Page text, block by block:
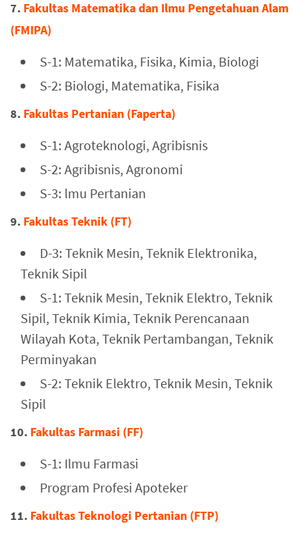
7. Fakultas Matematika dan Ilmu Pengetahuan Alam
(FMIPA)
S-1: Matematika, Fisika, Kimia, Biologi
S-2: Biologi, Matematika, Fisika
8. Fakultas Pertanian (Faperta)
S-1: Agroteknologi, Agribisnis
S-2: Agribisnis, Agronomi
S-3: lmu Pertanian
9. Fakultas Teknik (FT)
D-3: Teknik Mesin, Teknik Elektronika,
Teknik Sipil
S-1: Teknik Mesin, Teknik Elektro, Teknik
Sipil, Teknik Kimia, Teknik Perencanaan
Wilayah Kota, Teknik Pertambangan, Teknik
Perminyakan
S-2: Teknik Elektro, Teknik Mesin, Teknik
Sipil
10. Fakultas Farmasi (FF)
S-1: Ilmu Farmasi
Program Profesi Apoteker
11. Fakultas Teknologi Pertanian (FTP)